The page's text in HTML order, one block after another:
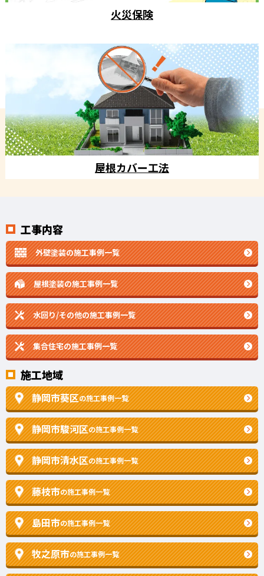
火災保険
屋根カバー工法
工事内容
外壁塗装の施工事例一覧
屋根塗装の施工事例一覧
水回り/その他の施工事例一覧
集合住宅の施工事例一覧
施工地域
静岡市葵区の施工事例一覧
静岡市駿河区の施工事例一覧
静岡市清水区の施工事例一覧
藤枝市の施工事例一覧
島田市の施工事例一覧
牧之原市の施工事例一覧